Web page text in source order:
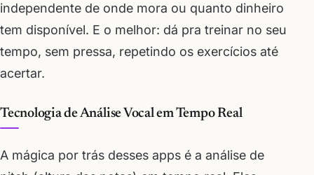
independente de onde mora ou quanto dinheiro
tem disponível. E o melhor: dá pra treinar no seu
tempo, sem pressa, repetindo os exercícios até
acertar.
Tecnologia de Análise Vocal em Tempo Real
A mágica por trás desses apps é a análise de